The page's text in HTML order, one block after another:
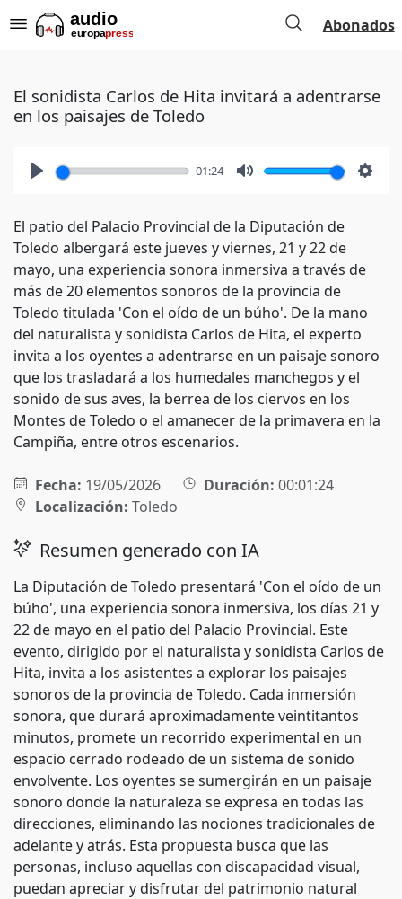
Abonados
El sonidista Carlos de Hita invitará a adentrarse
en los paisajes de Toledo
01:24
El patio del Palacio Provincial de la Diputación de
Toledo albergará este jueves y viernes, 21 y 22 de
mayo, una experiencia sonora inmersiva a través de
más de 20 elementos sonoros de la provincia de
Toledo titulada 'Con el oído de un búho'. De la mano
del naturalista y sonidista Carlos de Hita, el experto
invita a los oyentes a adentrarse en un paisaje sonoro
que los trasladará a los humedales manchegos y el
sonido de sus aves, la berrea de los ciervos en los
Montes de Toledo o el amanecer de la primavera en la
Campiña, entre otros escenarios.
Fecha: 19/05/2026 Duración: 00:01:24
Localización: Toledo
Resumen generado con IA
La Diputación de Toledo presentará 'Con el oído de un
búho', una experiencia sonora inmersiva, los días 21 y
22 de mayo en el patio del Palacio Provincial. Este
evento, dirigido por el naturalista y sonidista Carlos de
Hita, invita a los asistentes a explorar los paisajes
sonoros de la provincia de Toledo. Cada inmersión
sonora, que durará aproximadamente veintitantos
minutos, promete un recorrido experimental en un
espacio cerrado rodeado de un sistema de sonido
envolvente. Los oyentes se sumergirán en un paisaje
sonoro donde la naturaleza se expresa en todas las
direcciones, eliminando las nociones tradicionales de
adelante y atrás. Esta propuesta busca que las
personas, incluso aquellas con discapacidad visual,
puedan apreciar y disfrutar del patrimonio natural